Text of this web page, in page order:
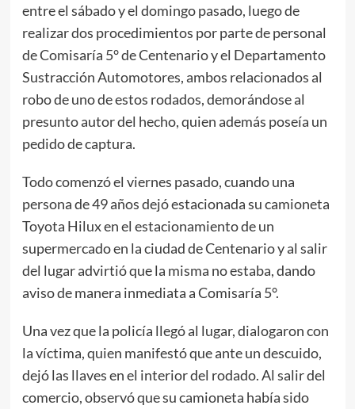
entre el sábado y el domingo pasado, luego de
realizar dos procedimientos por parte de personal
de Comisaría 5° de Centenario y el Departamento
Sustracción Automotores, ambos relacionados al
robo de uno de estos rodados, demorándose al
presunto autor del hecho, quien además poseía un
pedido de captura.
Todo comenzó el viernes pasado, cuando una
persona de 49 años dejó estacionada su camioneta
Toyota Hilux en el estacionamiento de un
supermercado en la ciudad de Centenario y al salir
del lugar advirtió que la misma no estaba, dando
aviso de manera inmediata a Comisaría 5°.
Una vez que la policía llegó al lugar, dialogaron con
la víctima, quien manifestó que ante un descuido,
dejó las llaves en el interior del rodado. Al salir del
comercio, observó que su camioneta había sido